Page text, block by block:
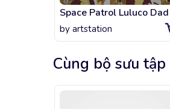
by artstation
Cùng bộ sưu tập